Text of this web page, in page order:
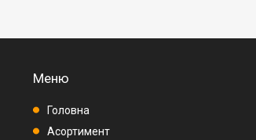
Меню
Головна
Асортимент